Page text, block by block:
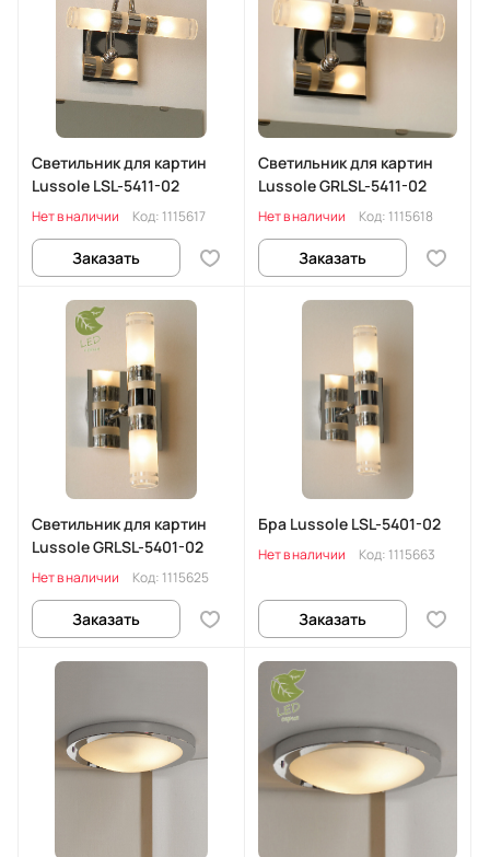
Светильник для картин
Lussole LSL-5411-02
Нет в наличии Код: 1115617
Заказать
Светильник для картин
Lussole GRLSL-5411-02
Нет в наличии Код: 1115618
Заказать
Светильник для картин
Lussole GRLSL-5401-02
Нет в наличии Код: 1115625
Заказать
Бра Lussole LSL-5401-02
Нет в наличии Код: 1115663
Заказать